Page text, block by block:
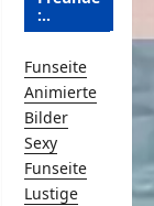
:..
Funseite
Animierte
Bilder
Sexy
Funseite
Lustige